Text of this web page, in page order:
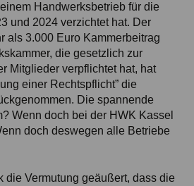
Handwerksbetrieb für die
und 2024 verzichtet hat. Der
als 3.000 Euro Kammerbeitrag
die gesetzlich zur
Mitglieder verpflichtet hat, hat
einer Rechtspflicht” die
Die spannende
Wenn doch bei der HWK Kassel
doch deswegen alle Betriebe
die Vermutung geäußert, dass die